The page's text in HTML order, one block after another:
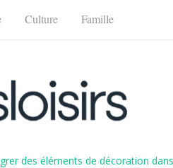
Culture Famille
des éléments de décoration